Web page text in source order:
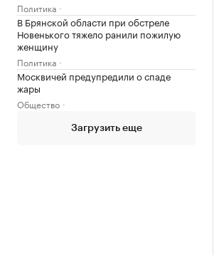
Политика
В Брянской области при обстреле
Новенького тяжело ранили пожилую
женщину
Политика
Москвичей предупредили о спаде
жары
Общество
Загрузить еще